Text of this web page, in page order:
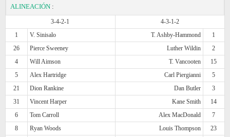
ALINEACIÓN :
3-4-2-1
4-3-1-2
1
V. Sinisalo T. Ashby-Hammond
1
26
Pierce Sweeney Luther Wildin
2
4
Will Aimson T. Vancooten
15
5
Alex Hartridge Carl Piergianni
5
21
Dion Rankine Dan Butler
3
31
Vincent Harper Kane Smith
14
6
Tom Carroll Alex MacDonald
7
8
Ryan Woods Louis Thompson
23